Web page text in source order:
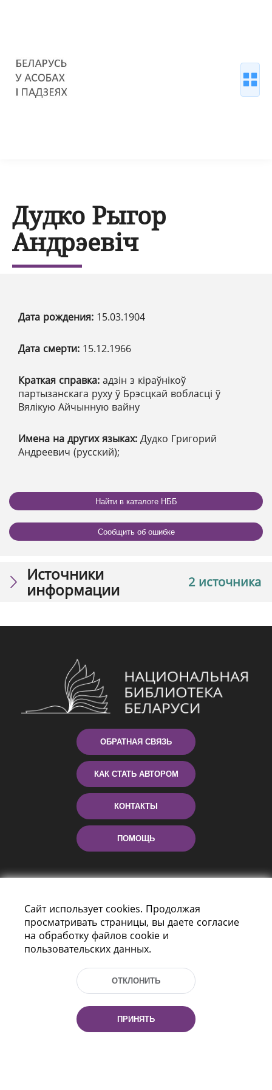
Дудко Рыгор
Андрэевіч
Дата рождения: 15.03.1904
Дата смерти: 15.12.1966
Краткая справка: адзін з кіраўнікоў
партызанскага руху ў Брэсцкай вобласці ў
Вялікую Айчынную вайну
Имена на других языках: Дудко Григорий
Андреевич (русский);
Найти в каталоге НББ
Сообщить об ошибке
2 источника
Источники
информации
ОБРАТНАЯ СВЯЗЬ
КАК СТАТЬ АВТОРОМ
КОНТАКТЫ
ПОМОЩЬ
Пр-т Независимости 116
г. Минск, Республика Беларусь, 220114
Тел.: (+375 17) 368 37 37, Факс: (+375 17)
Эл. почта: inbox@nlb.by
Сайт использует cookies. Продолжая
просматривать страницы, вы даете согласие
на обработку файлов cookie и
пользовательских данных.
ОТКЛОНИТЬ
ПРИНЯТЬ